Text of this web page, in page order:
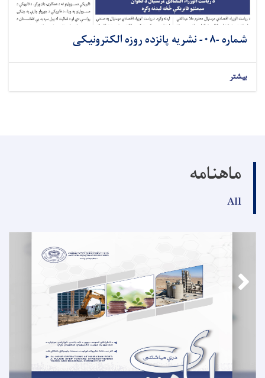
شماره -۰۸- نشريه پانزده روزه الکترونیکی
بیشتر
ماهنامه
All